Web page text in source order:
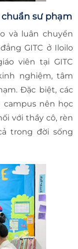
sư phạm
và luân chuyển
GITC ở Iloilo
viên tại GITC
nghiệm, tâm
Đặc biệt, các
nên học
với thầy cô, rèn
trong đời sống